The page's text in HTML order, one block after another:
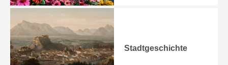
Stadtgeschichte